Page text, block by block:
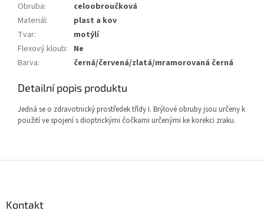
Obruba:
celoobroučková
Materiál:
plast a kov
Tvar:
motýlí
Flexový kloub: Ne
Barva: černá/červená/zlatá/mramorovaná černá
Detailní popis produktu
Jedná se o zdravotnický prostředek třídy I. Brýlové obruby jsou určeny k
použití ve spojení s dioptrickými čočkami určenými ke korekci zraku.
Kontakt